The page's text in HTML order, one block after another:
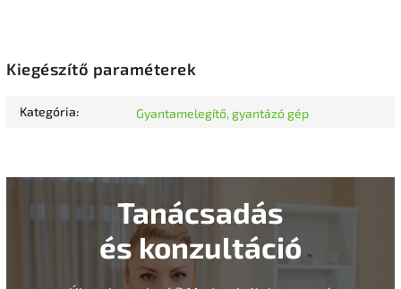
Kiegészítő paraméterek
Kategória: Gyantamelegítő, gyantázó gép
Tanácsadás
és konzultáció